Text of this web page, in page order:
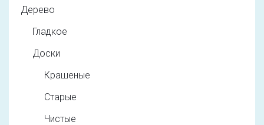
Дерево
Гладкое
Доски
Крашеные
Старые
Чистые